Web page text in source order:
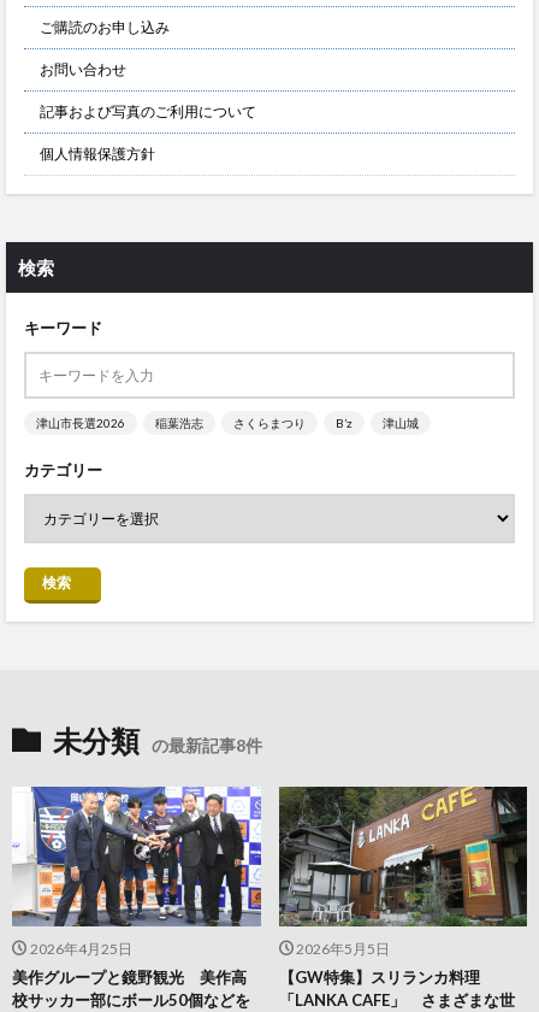
ご購読のお申し込み
お問い合わせ
記事および写真のご利用について
個人情報保護方針
検索
キーワード
津山市長選2026 稲葉浩志 さくらまつり B’z 津山城
カテゴリー
検索
未分類 の最新記事8件
2026年5月5日
【GW特集】スリランカ料理
「LANKA CAFE」 さまざまな世
2026年4月25日
美作グループと鏡野観光 美作高
校サッカー部にボール50個などを